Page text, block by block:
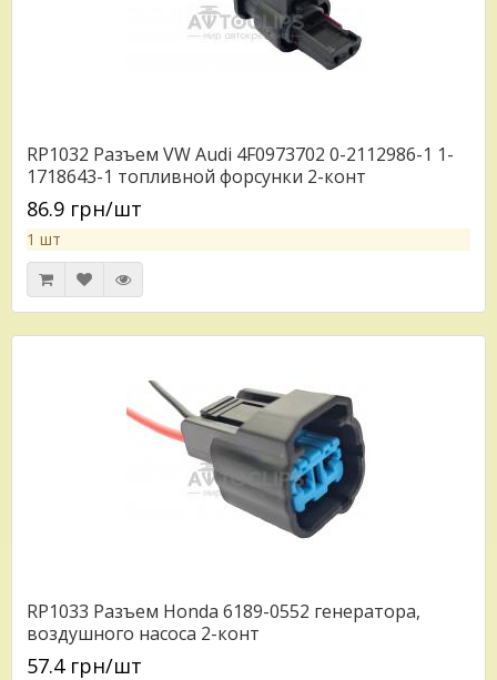
RP1032 Разъем VW Audi 4F0973702 0-2112986-1 1-
1718643-1 топливной форсунки 2-конт
86.9 грн/шт
1 шт
RP1033 Разъем Honda 6189-0552 генератора,
воздушного насоса 2-конт
57.4 грн/шт